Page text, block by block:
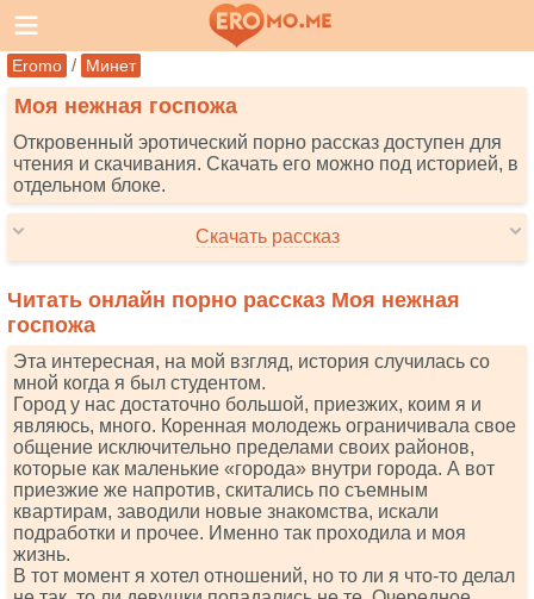
Eromo / Минет
Моя нежная госпожа
Откровенный эротический порно рассказ доступен для
чтения и скачивания. Скачать его можно под историей, в
отдельном блоке.
Скачать рассказ
Читать онлайн порно рассказ Моя нежная
госпожа
Эта интересная, на мой взгляд, история случилась со
мной когда я был студентом.
Город у нас достаточно большой, приезжих, коим я и
являюсь, много. Коренная молодежь ограничивала свое
общение исключительно пределами своих районов,
которые как маленькие «города» внутри города. А вот
приезжие же напротив, скитались по съемным
квартирам, заводили новые знакомства, искали
подработки и прочее. Именно так проходила и моя
жизнь.
В тот момент я хотел отношений, но то ли я что-то делал